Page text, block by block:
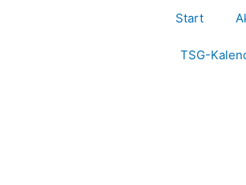
Start
TSG-